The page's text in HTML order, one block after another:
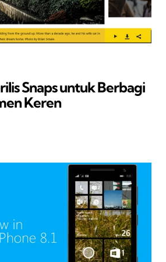
Snaps untuk Berbagi
Keren